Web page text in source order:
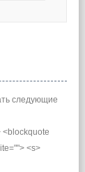
следующие
<blockquote
<s>